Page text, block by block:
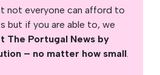
not everyone can afford to
but if you are able to, we
The Portugal News by
– no matter how small.